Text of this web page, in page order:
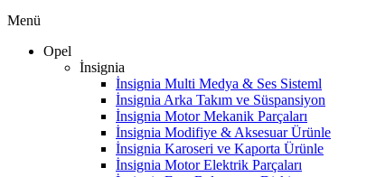
Menü
Opel
İnsignia
İnsignia Multi Medya & Ses Sisteml
İnsignia Arka Takım ve Süspansiyon
İnsignia Motor Mekanik Parçaları
İnsignia Modifiye & Aksesuar Ürünle
İnsignia Karoseri ve Kaporta Ürünle
İnsignia Motor Elektrik Parçaları